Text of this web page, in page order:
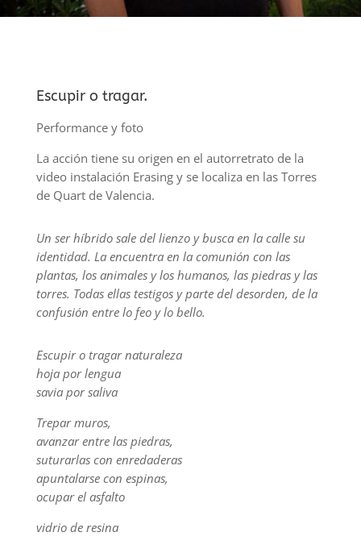
Escupir o tragar.
Performance y foto
La acción tiene su origen en el autorretrato de la
video instalación Erasing y se localiza en las Torres
de Quart de Valencia.
Un ser híbrido sale del lienzo y busca en la calle su
identidad. La encuentra en la comunión con las
plantas, los animales y los humanos, las piedras y las
torres. Todas ellas testigos y parte del desorden, de la
confusión entre lo feo y lo bello.
Escupir o tragar naturaleza
hoja por lengua
savia por saliva
Trepar muros,
avanzar entre las piedras,
suturarlas con enredaderas
apuntalarse con espinas,
ocupar el asfalto
vidrio de resina